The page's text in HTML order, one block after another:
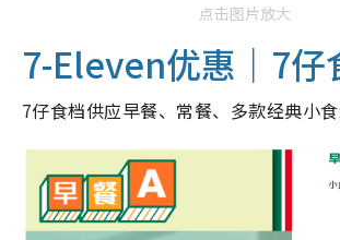
点击图片放大
7-Eleven优惠｜7仔
7仔食档供应早餐、常餐、多款经典小食